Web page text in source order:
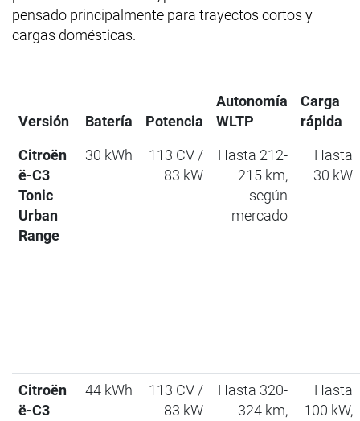
pensado principalmente para trayectos cortos y
cargas domésticas.
Versión Batería Potencia
Autonomía
WLTP
Carga
rápida
Citroën
ë-C3
Tonic
Urban
Range
30 kWh
113 CV /
83 kW
Hasta 212-
215 km,
según
mercado
Hasta
30 kW
Citroën
ë-C3
44 kWh
113 CV /
83 kW
Hasta 320-
324 km,
Hasta
100 kW,